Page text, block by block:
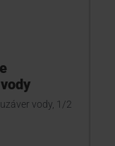
vody, 1/2